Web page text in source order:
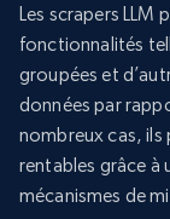
Les scrapers LLM
fonctionnalités
groupées et
données par
nombreux cas, ils
rentables grâce à
mécanismes de